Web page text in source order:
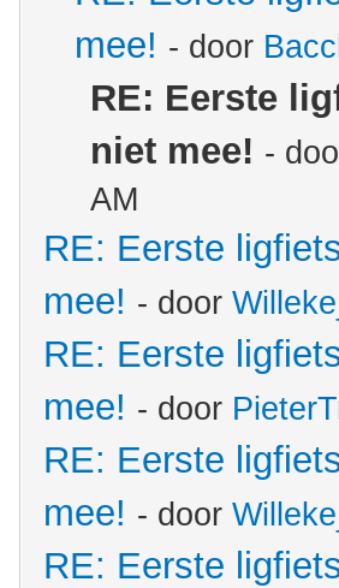
mee! - door
RE: Eerste
niet mee! -
AM
RE: Eerste
mee! - door
RE: Eerste
mee! - door
RE: Eerste
mee! - door
RE: Eerste